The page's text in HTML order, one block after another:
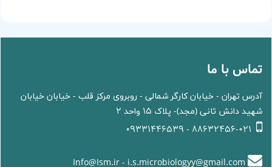
تماس با ما
آدرس تهران - خیابان کارگر شمالی - روبروی مرکز قلب - خیابان خیابان
شهید دانش ثانی (مجد)- پلاک 15 واحد 2